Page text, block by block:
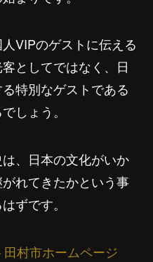
VIPのゲストに伝える
としてではなく、日
特別なゲストである
しょう。
、日本の文化がいか
れてきたかという事
ずです。
村市ホームページ